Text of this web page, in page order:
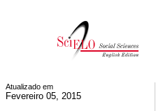
Atualizado em
Fevereiro 05, 2015